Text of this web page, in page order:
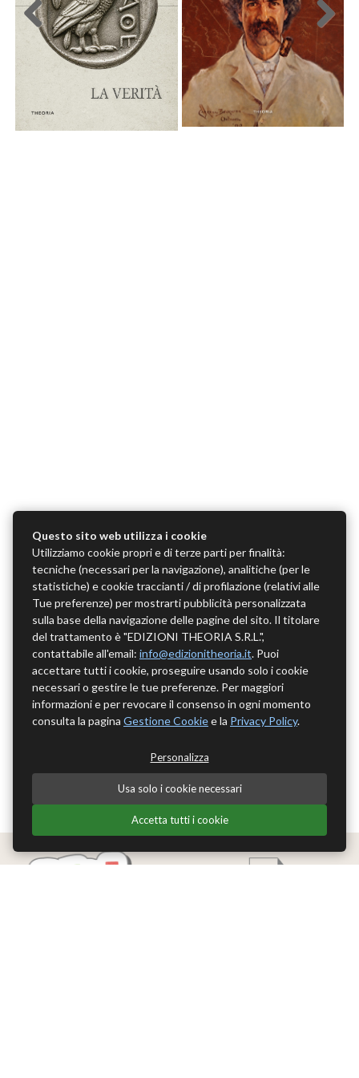
Previous
Questo sito web utilizza i cookie
Utilizziamo cookie propri e di terze parti per finalità:
tecniche (necessari per la navigazione), analitiche (per le
statistiche) e cookie traccianti / di profilazione (relativi alle
Tue preferenze) per mostrarti pubblicità personalizzata
sulla base della navigazione delle pagine del sito. Il titolare
del trattamento è "EDIZIONI THEORIA S.R.L.",
contattabile all'email: info@edizionitheoria.it. Puoi
accettare tutti i cookie, proseguire usando solo i cookie
necessari o gestire le tue preferenze. Per maggiori
informazioni e per revocare il consenso in ogni momento
consulta la pagina Gestione Cookiee la Privacy Policy.
Personalizza
Usa solo i cookie necessari
Accetta tutti i cookie